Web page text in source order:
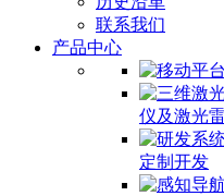
联系我们
产品中心
仪及激光
定制开发